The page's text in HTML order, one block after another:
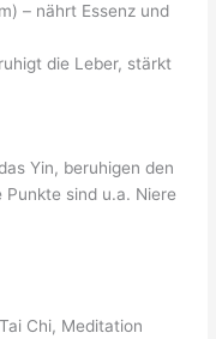
– nährt Essenz und
die Leber, stärkt
Yin, beruhigen den
sind u.a. Niere
Chi, Meditation